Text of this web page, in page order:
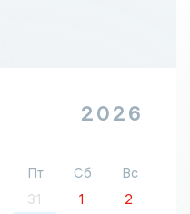
2026
Пт Сб
Вс
31 1
2